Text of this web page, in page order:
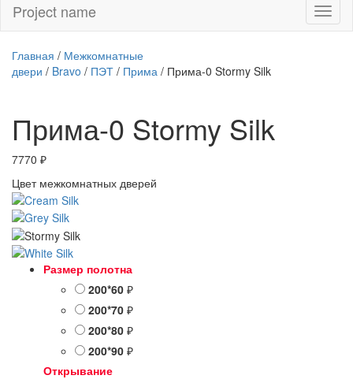
Project name
Главная / Межкомнатные
двери / Bravo / ПЭТ / Прима / Прима-0 Stormy Silk
Прима-0 Stormy Silk
7770 ₽
Цвет межкомнатных дверей
Размер полотна
200*60 ₽
200*70 ₽
200*80 ₽
200*90 ₽
Открывание